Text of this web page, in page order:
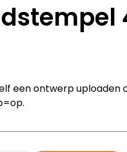
een ontwerp uploaden